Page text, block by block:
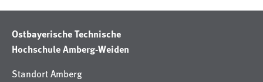
Ostbayerische Technische
Hochschule Amberg-Weiden
Standort Amberg
_pk_ref, _pk_cvar, _pk_id, _pk_ses
Zugriffsstatistik